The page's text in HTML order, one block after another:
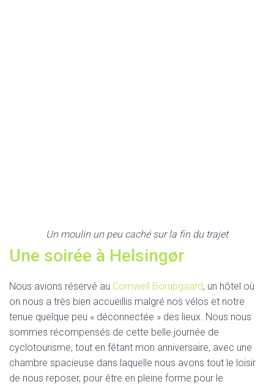
Un moulin un peu caché sur la fin du trajet
Une soirée à Helsingør
Nous avions réservé au Comwell Borupgaard, un hôtel où
on nous a très bien accueillis malgré nos vélos et notre
tenue quelque peu « déconnectée » des lieux. Nous nous
sommes récompensés de cette belle journée de
cyclotourisme, tout en fêtant mon anniversaire, avec une
chambre spacieuse dans laquelle nous avons tout le loisir
de nous reposer, pour être en pleine forme pour le